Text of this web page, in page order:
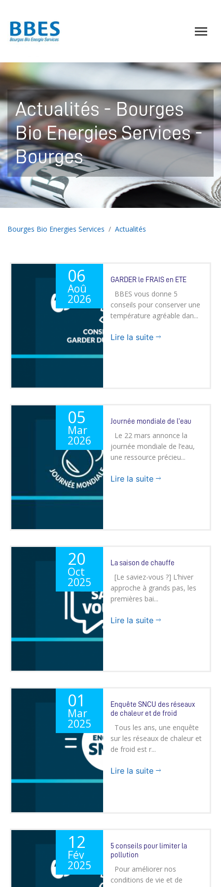
Actualités - Bourges
Bio Energies Services -
Bourges
Bourges Bio Energies Services Actualités
06
Aoû
2026
GARDER le FRAIS en ETE
BBES vous donne 5
conseils pour conserver une
température agréable dan...
Lire la suite
05
Mar
2026
Journée mondiale de l'eau
Le 22 mars annonce la
journée mondiale de l’eau,
une ressource précieu...
Lire la suite
20
Oct
2025
La saison de chauffe
[Le saviez-vous ?] L’hiver
approche à grands pas, les
premières bai...
Lire la suite
01
Mar
2025
Enquête SNCU des réseaux
de chaleur et de froid
Tous les ans, une enquête
sur les réseaux de chaleur et
de froid est r...
Lire la suite
12
Fév
2025
5 conseils pour limiter la
pollution
Pour améliorer nos
conditions de vie et de